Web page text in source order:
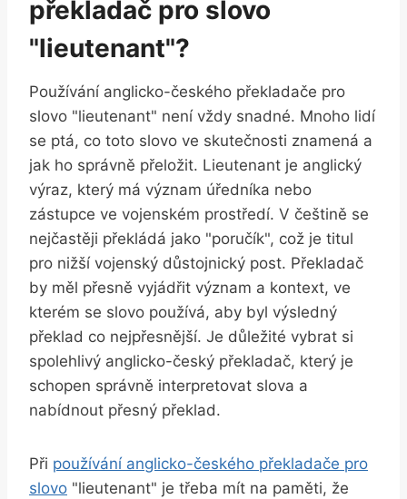
překladač pro slovo
"lieutenant"?
Používání anglicko-českého překladače pro
slovo "lieutenant" není vždy snadné. Mnoho lidí
se ptá, co toto slovo ve skutečnosti znamená a
jak ho správně přeložit. Lieutenant je anglický
výraz, který má význam úředníka nebo
zástupce ve vojenském prostředí. V češtině se
nejčastěji překládá jako "poručík", což je titul
pro nižší vojenský důstojnický post. Překladač
by měl přesně vyjádřit význam a kontext, ve
kterém se slovo používá, aby byl výsledný
překlad co nejpřesnější. Je důležité vybrat si
spolehlivý anglicko-český překladač, který je
schopen správně interpretovat slova a
nabídnout přesný překlad.
Při používání anglicko-českého překladače pro
slovo "lieutenant" je třeba mít na paměti, že